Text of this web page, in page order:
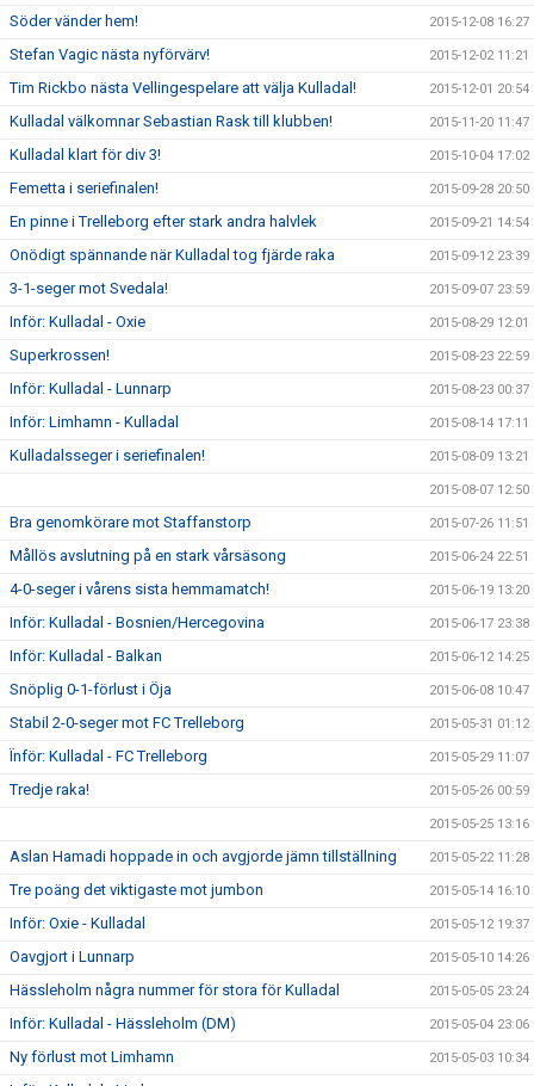
Söder vänder hem! 2015-12-08 16:27
Stefan Vagic nästa nyförvärv! 2015-12-02 11:21
Tim Rickbo nästa Vellingespelare att välja Kulladal! 2015-12-01 20:54
Kulladal välkomnar Sebastian Rask till klubben! 2015-11-20 11:47
Kulladal klart för div 3! 2015-10-04 17:02
Femetta i seriefinalen! 2015-09-28 20:50
En pinne i Trelleborg efter stark andra halvlek 2015-09-21 14:54
Onödigt spännande när Kulladal tog fjärde raka 2015-09-12 23:39
3-1-seger mot Svedala! 2015-09-07 23:59
Inför: Kulladal - Oxie 2015-08-29 12:01
Superkrossen! 2015-08-23 22:59
Inför: Kulladal - Lunnarp 2015-08-23 00:37
Inför: Limhamn - Kulladal 2015-08-14 17:11
Kulladalsseger i seriefinalen! 2015-08-09 13:21
2015-08-07 12:50
Bra genomkörare mot Staffanstorp 2015-07-26 11:51
Mållös avslutning på en stark vårsäsong 2015-06-24 22:51
4-0-seger i vårens sista hemmamatch! 2015-06-19 13:20
Inför: Kulladal - Bosnien/Hercegovina 2015-06-17 23:38
Inför: Kulladal - Balkan 2015-06-12 14:25
Snöplig 0-1-förlust i Öja 2015-06-08 10:47
Stabil 2-0-seger mot FC Trelleborg 2015-05-31 01:12
Ïnför: Kulladal - FC Trelleborg 2015-05-29 11:07
Tredje raka! 2015-05-26 00:59
2015-05-25 13:16
Aslan Hamadi hoppade in och avgjorde jämn tillställning 2015-05-22 11:28
Tre poäng det viktigaste mot jumbon 2015-05-14 16:10
Inför: Oxie - Kulladal 2015-05-12 19:37
Oavgjort i Lunnarp 2015-05-10 14:26
Hässleholm några nummer för stora för Kulladal 2015-05-05 23:24
Inför: Kulladal - Hässleholm (DM) 2015-05-04 23:06
Ny förlust mot Limhamn 2015-05-03 10:34